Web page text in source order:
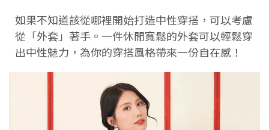
如果不知道該從哪裡開始打造中性穿搭，可以考慮
從「外套」著手。一件休閒寬鬆的外套可以輕鬆穿
出中性魅力，為你的穿搭風格帶來一份自在感！